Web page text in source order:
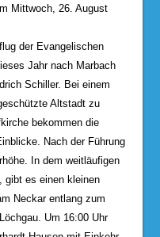
Mittwoch, 26. August
der Evangelischen
Jahr nach Marbach
Schiller. Bei einem
Altstadt zu
bekommen die
Nach der Führung
In dem weitläufigen
gibt es einen kleinen
Neckar entlang zum
Um 16:00 Uhr